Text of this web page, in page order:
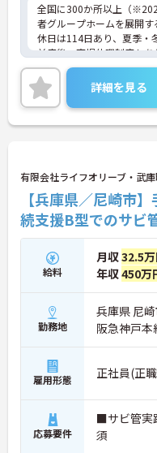
全国に300か所以上（
者グループホームを展開
休日は114日あり、夏季・
前産後・育児休暇制度も
活躍中で、ワークライフ
働ける環境が整っています
の受講支援もあり、スキ
ト。将来的には管理者や
ャリアアップも目指せま
の職場です。介護経験を
をお持ちの方、安定した
方におすすめです。
★おすすめPOINT★
・生活支援員からスター
やエリアマネージャーへ
プの道筋が用意されてい
るためポストも豊富にあ
ネジメント職への挑戦も
・年間休日114日、残業月
業環境に加え、産前産後
かりと整備されています
明確にし、心身ともに充
ただけます。
・グループホーム一棟あた
常時2～4名のスタッフで
配置や夜間複数名体制が
追われることなくご利用者
詳細を見る
有限会社ライフオリーブ・武
【兵庫県／尼崎市
続支援B型でのサビ
給料
月収32.5
年収450万
勤務地
兵庫県 尼
阪急神戸
雇用形態 正社員(正
応募要件
■サビ管実
須